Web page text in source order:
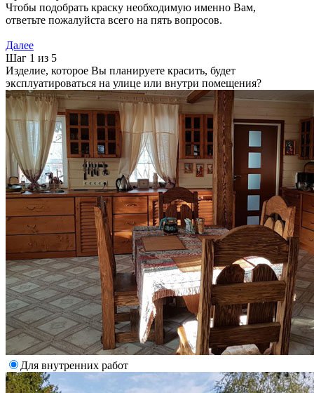
Чтобы подобрать краску необходимую именно Вам,
ответьте пожалуйста всего на пять вопросов.
Далее
Шаг 1 из 5
Изделие, которое Вы планируете красить, будет
эксплуатироваться на улице или внутри помещения?
Для внутренних работ